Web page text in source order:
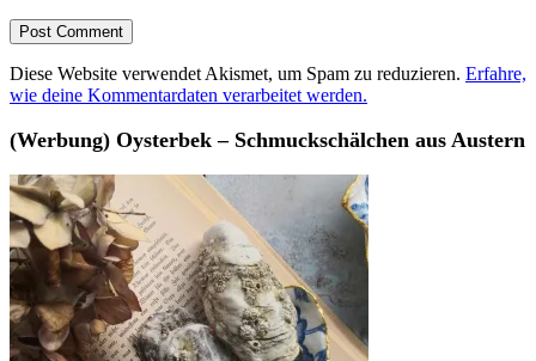
Diese Website verwendet Akismet, um Spam zu reduzieren. Erfahre,
wie deine Kommentardaten verarbeitet werden.
(Werbung) Oysterbek – Schmuckschälchen aus Austern